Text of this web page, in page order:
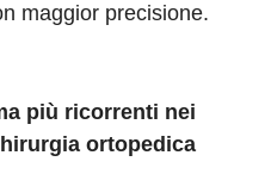
maggior precisione.
più ricorrenti nei
ortopedica